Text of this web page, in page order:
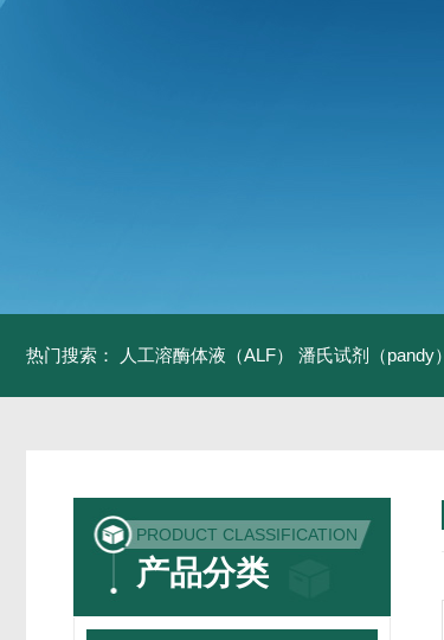
热门搜索： 人工溶酶体液（ALF） 潘氏试剂（pandy）
PRODUCT CLASSIFICATION
产品分类